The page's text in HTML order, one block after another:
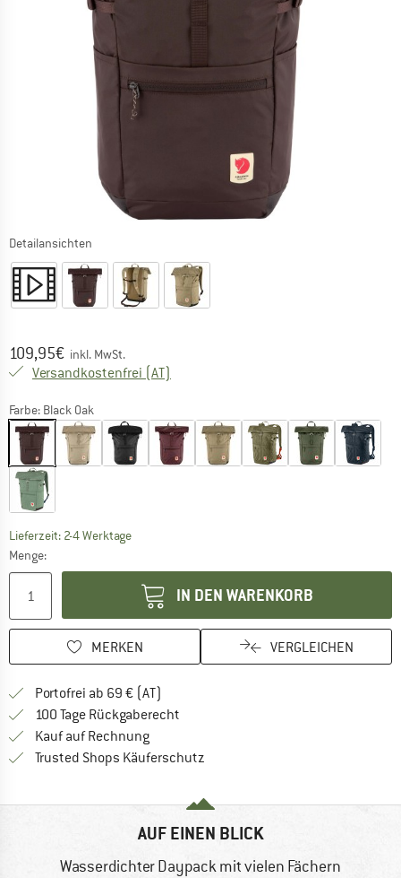
Detailansichten
Preis:
109,95€ inkl. MwSt.
Versandkostenfrei (AT)
Farbe: Black Oak
Lieferzeit: 2-4 WerktageDer Link öffnet sich in einer Infobox und
Menge:
IN DEN WARENKORB
MERKEN VERGLEICHEN
Portofrei ab 69 € (AT)
100 Tage Rückgaberecht
Kauf auf RechnungFinde die Zahlungs-Infos hier! Öffnet
Trusted Shops Käuferschutz
AUF EINEN BLICK
Wasserdichter Daypack mit vielen Fächern